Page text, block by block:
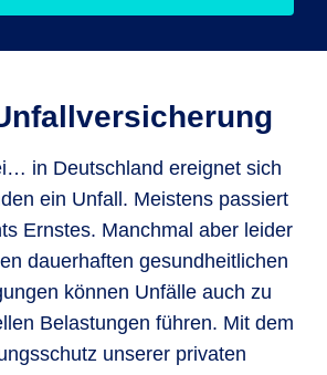
in Deutschland ereignet sich
ein Unfall. Meistens passiert
Ernstes. Manchmal aber leider
dauerhaften gesundheitlichen
können Unfälle auch zu
Belastungen führen. Mit dem
unserer privaten